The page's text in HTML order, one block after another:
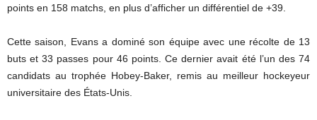
points en 158 matchs, en plus d’afficher un différentiel de +39.
Cette saison, Evans a dominé son équipe avec une récolte de 13
buts et 33 passes pour 46 points. Ce dernier avait été l’un des 74
candidats au trophée Hobey-Baker, remis au meilleur hockeyeur
universitaire des États-Unis.